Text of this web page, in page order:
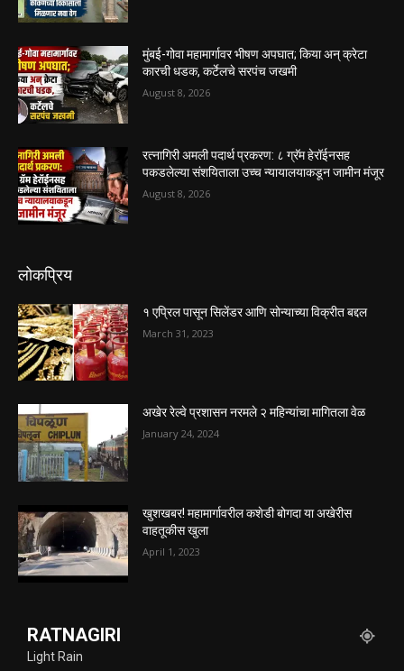
मुंबई-गोवा महामार्गावर भीषण अपघात; किया अन् क्रेटा
कारची धडक, कर्टेलचे सरपंच जखमी
August 8, 2026
रत्नागिरी अमली पदार्थ प्रकरण: ८ ग्रॅम हेरॉईनसह
पकडलेल्या संशयिताला उच्च न्यायालयाकडून जामीन मंजूर
August 8, 2026
लोकप्रिय
१ एप्रिल पासून सिलेंडर आणि सोन्याच्या विक्रीत बद्दल
March 31, 2023
अखेर रेल्वे प्रशासन नरमले २ महिन्यांचा मागितला वेळ
January 24, 2024
खुशखबर! महामार्गावरील कशेडी बोगदा या अखेरीस
वाहतूकीस खुला
April 1, 2023
RATNAGIRI
Light Rain